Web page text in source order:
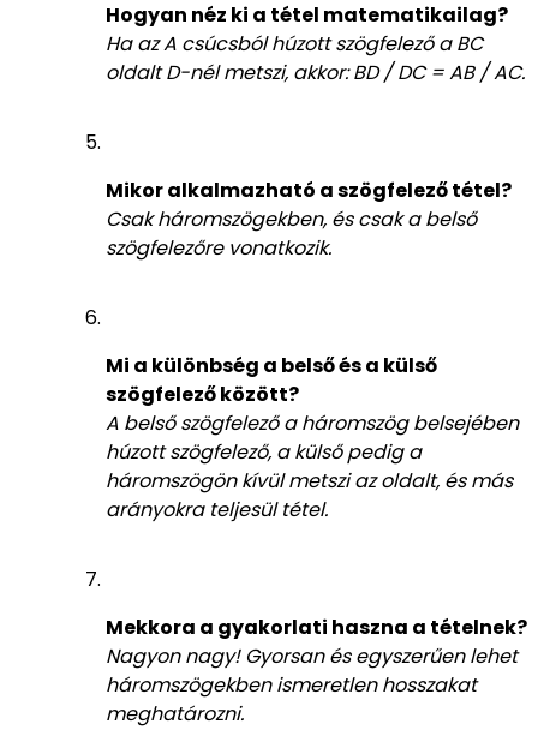
Hogyan néz ki a tétel matematikailag?
Ha az A csúcsból húzott szögfelező a BC
oldalt D-nél metszi, akkor: BD / DC = AB / AC.
Mikor alkalmazható a szögfelező tétel?
Csak háromszögekben, és csak a belső
szögfelezőre vonatkozik.
Mi a különbség a belső és a külső
szögfelező között?
A belső szögfelező a háromszög belsejében
húzott szögfelező, a külső pedig a
háromszögön kívül metszi az oldalt, és más
arányokra teljesül tétel.
Mekkora a gyakorlati haszna a tételnek?
Nagyon nagy! Gyorsan és egyszerűen lehet
háromszögekben ismeretlen hosszakat
meghatározni.